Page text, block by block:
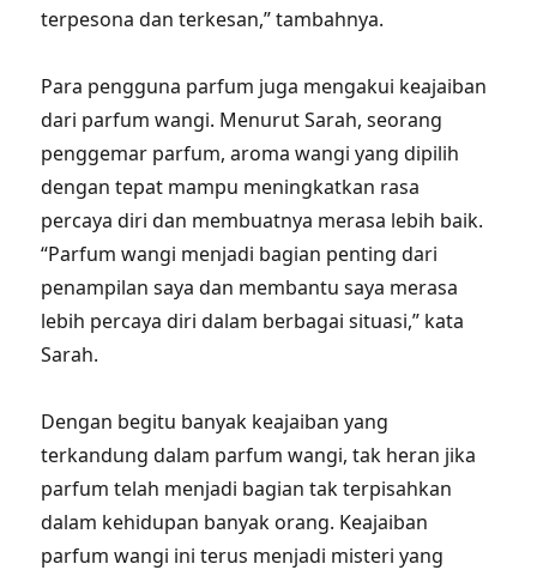
terpesona dan terkesan,” tambahnya.
Para pengguna parfum juga mengakui keajaiban
dari parfum wangi. Menurut Sarah, seorang
penggemar parfum, aroma wangi yang dipilih
dengan tepat mampu meningkatkan rasa
percaya diri dan membuatnya merasa lebih baik.
“Parfum wangi menjadi bagian penting dari
penampilan saya dan membantu saya merasa
lebih percaya diri dalam berbagai situasi,” kata
Sarah.
Dengan begitu banyak keajaiban yang
terkandung dalam parfum wangi, tak heran jika
parfum telah menjadi bagian tak terpisahkan
dalam kehidupan banyak orang. Keajaiban
parfum wangi ini terus menjadi misteri yang